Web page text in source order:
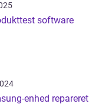
software
enhed repareret